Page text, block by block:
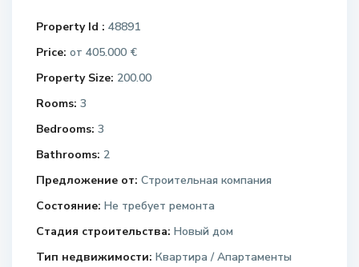
Property Id : 48891
Price: от 405.000 €
Property Size: 200.00
Rooms: 3
Bedrooms: 3
Bathrooms: 2
Предложение от: Строительная компания
Состояние: Не требует ремонта
Стадия строительства: Новый дом
Тип недвижимости: Квартира / Апартаменты